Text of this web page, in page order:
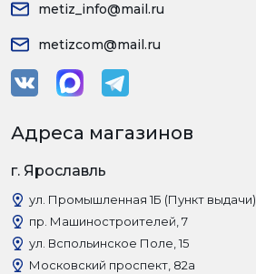
metiz_info@mail.ru
metizcom@mail.ru
Адреса магазинов
г. Ярославль
ул. Промышленная 1Б (Пункт выдачи)
пр. Машиностроителей, 7
ул. Вспольинское Поле, 15
Московский проспект, 82а